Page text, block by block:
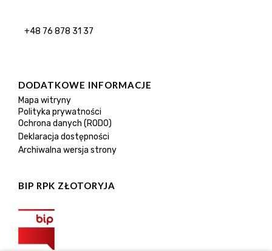
+48 76 878 31 37
DODATKOWE INFORMACJE
Mapa witryny
Polityka prywatności
Ochrona danych (RODO)
Deklaracja dostępności
Archiwalna wersja strony
BIP RPK ZŁOTORYJA